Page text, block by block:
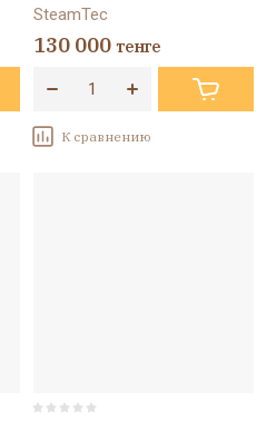
SteamTec
130 000 тенге
К сравнению